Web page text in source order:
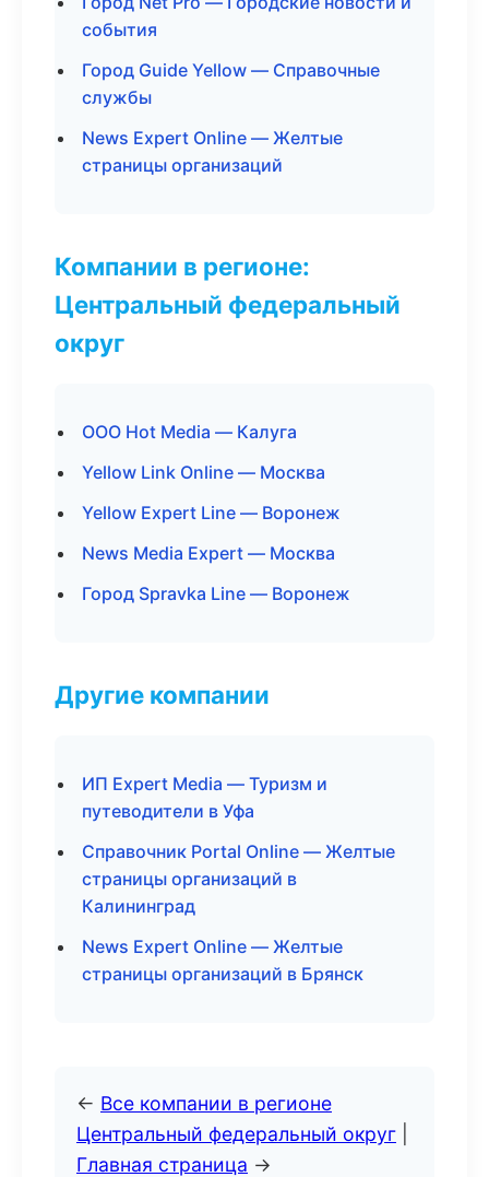
события
Город Guide Yellow — Справочные
службы
News Expert Online — Желтые
страницы организаций
Компании в регионе:
Центральный федеральный
округ
ООО Hot Media — Калуга
Yellow Link Online — Москва
Yellow Expert Line — Воронеж
News Media Expert — Москва
Город Spravka Line — Воронеж
Другие компании
ИП Expert Media — Туризм и
путеводители в Уфа
Справочник Portal Online — Желтые
страницы организаций в
Калининград
News Expert Online — Желтые
страницы организаций в Брянск
← Все компании в регионе
Центральный федеральный округ
Главная страница →